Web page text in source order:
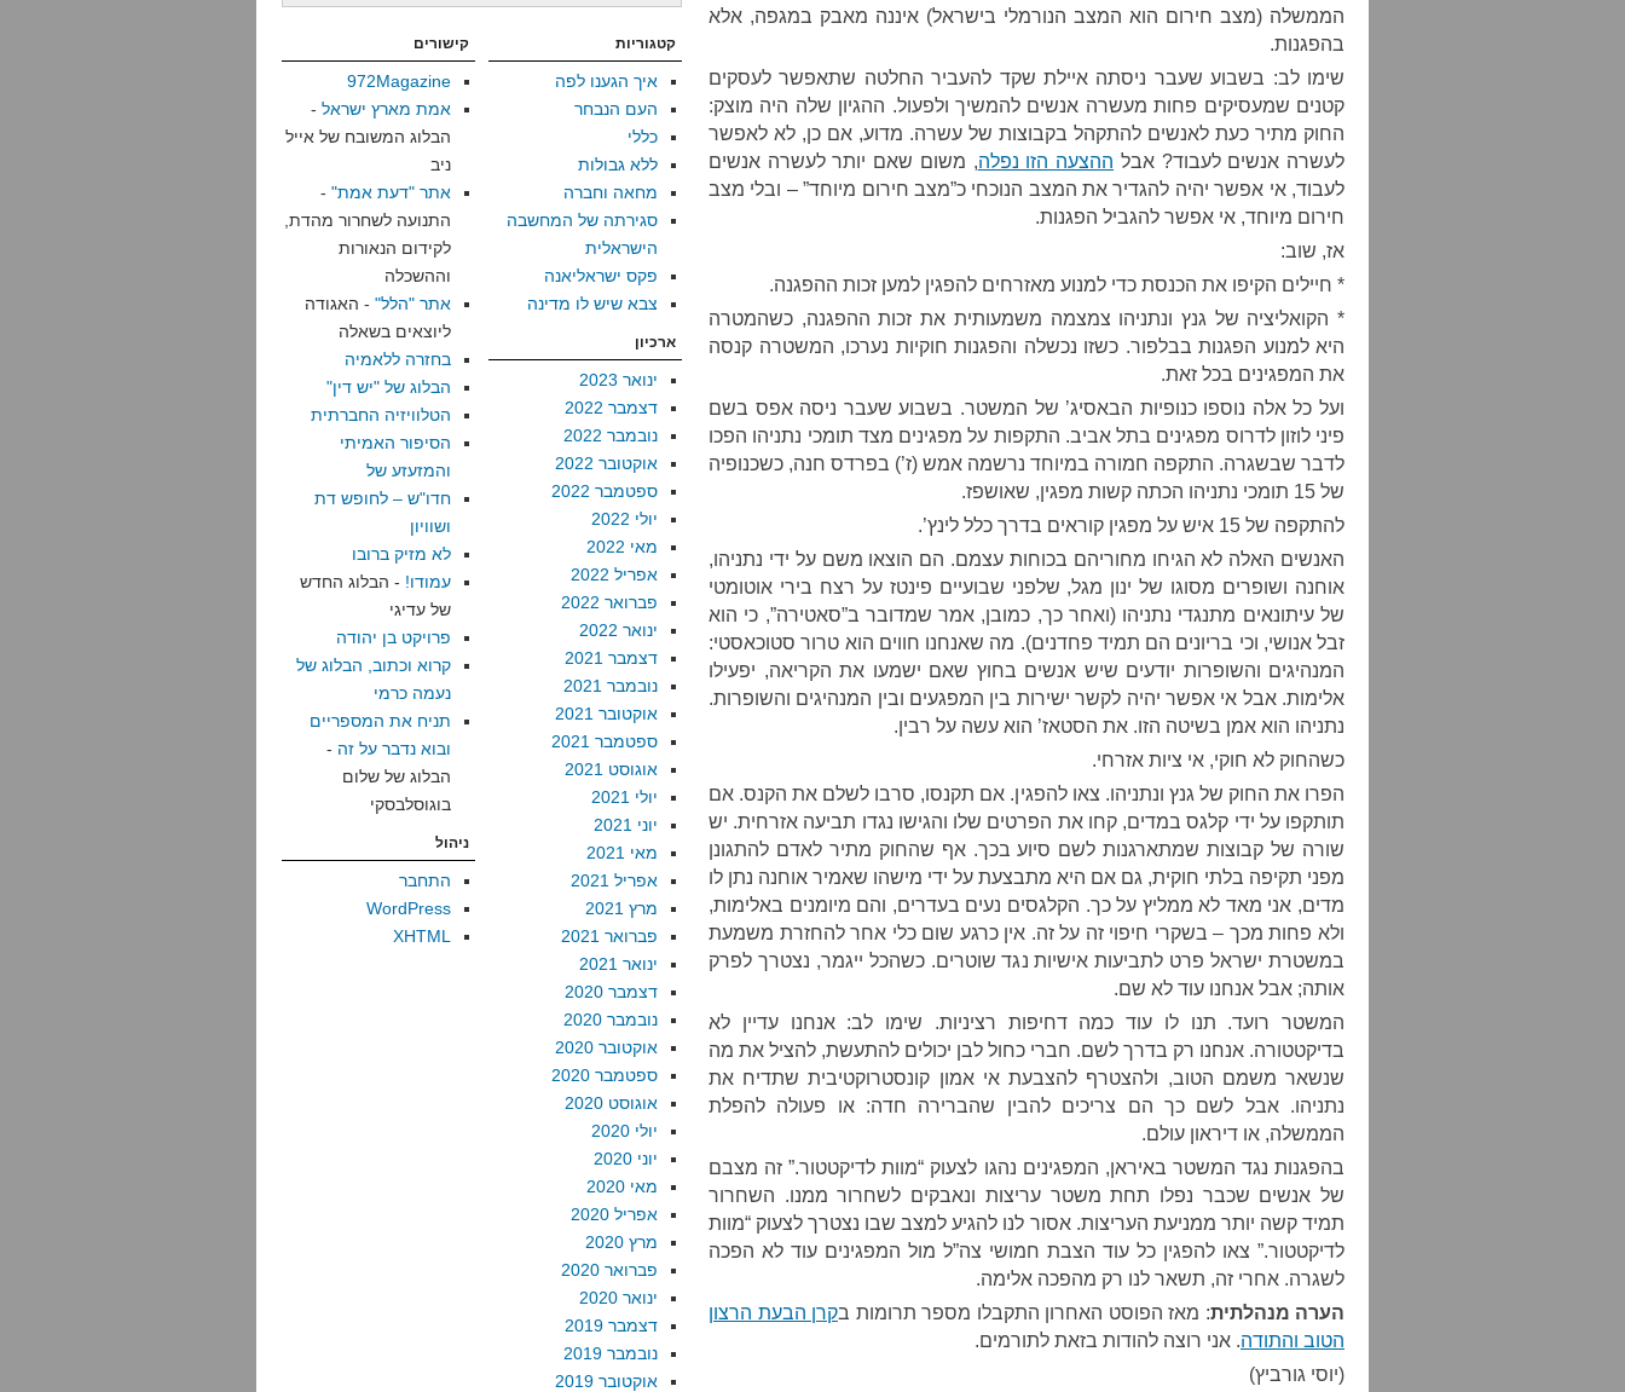
הממשלה (מצב חירום הוא המצב הנורמלי בישראל) איננה מאבק במגפה, אלא
בהפגנות.
שימו לב: בשבוע שעבר ניסתה איילת שקד להעביר החלטה שתאפשר לעסקים
קטנים שמעסיקים פחות מעשרה אנשים להמשיך ולפעול. ההגיון שלה היה מוצק:
החוק מתיר כעת לאנשים להתקהל בקבוצות של עשרה. מדוע, אם כן, לא לאפשר
לעשרה אנשים לעבוד? אבל ההצעה הזו נפלה, משום שאם יותר לעשרה אנשים
לעבוד, אי אפשר יהיה להגדיר את המצב הנוכחי כ”מצב חירום מיוחד” – ובלי מצב
חירום מיוחד, אי אפשר להגביל הפגנות.
אז, שוב:
* חיילים הקיפו את הכנסת כדי למנוע מאזרחים להפגין למען זכות ההפגנה.
* הקואליציה של גנץ ונתניהו צמצמה משמעותית את זכות ההפגנה, כשהמטרה
היא למנוע הפגנות בבלפור. כשזו נכשלה והפגנות חוקיות נערכו, המשטרה קנסה
את המפגינים בכל זאת.
ועל כל אלה נוספו כנופיות הבאסיג’ של המשטר. בשבוע שעבר ניסה אפס בשם
פיני לוזון לדרוס מפגינים בתל אביב. התקפות על מפגינים מצד תומכי נתניהו הפכו
לדבר שבשגרה. התקפה חמורה במיוחד נרשמה אמש (ז’) בפרדס חנה, כשכנופיה
של 15 תומכי נתניהו הכתה קשות מפגין, שאושפז.
להתקפה של 15 איש על מפגין קוראים בדרך כלל לינץ’.
האנשים האלה לא הגיחו מחוריהם בכוחות עצמם. הם הוצאו משם על ידי נתניהו,
אוחנה ושופרים מסוגו של ינון מגל, שלפני שבועיים פינטז על רצח בירי אוטומטי
של עיתונאים מתנגדי נתניהו (ואחר כך, כמובן, אמר שמדובר ב”סאטירה”, כי הוא
זבל אנושי, וכי בריונים הם תמיד פחדנים). מה שאנחנו חווים הוא טרור סטוכאסטי:
המנהיגים והשופרות יודעים שיש אנשים בחוץ שאם ישמעו את הקריאה, יפעילו
אלימות. אבל אי אפשר יהיה לקשר ישירות בין המפגעים ובין המנהיגים והשופרות.
נתניהו הוא אמן בשיטה הזו. את הסטאז’ הוא עשה על רבין.
כשהחוק לא חוקי, אי ציות אזרחי.
הפרו את החוק של גנץ ונתניהו. צאו להפגין. אם תקנסו, סרבו לשלם את הקנס. אם
תותקפו על ידי קלגס במדים, קחו את הפרטים שלו והגישו נגדו תביעה אזרחית. יש
שורה של קבוצות שמתארגנות לשם סיוע בכך. אף שהחוק מתיר לאדם להתגונן
מפני תקיפה בלתי חוקית, גם אם היא מתבצעת על ידי מישהו שאמיר אוחנה נתן לו
מדים, אני מאד לא ממליץ על כך. הקלגסים נעים בעדרים, והם מיומנים באלימות,
ולא פחות מכך – בשקרי חיפוי זה על זה. אין כרגע שום כלי אחר להחזרת משמעת
במשטרת ישראל פרט לתביעות אישיות נגד שוטרים. כשהכל ייגמר, נצטרך לפרק
אותה; אבל אנחנו עוד לא שם.
המשטר רועד. תנו לו עוד כמה דחיפות רציניות. שימו לב: אנחנו עדיין לא
בדיקטטורה. אנחנו רק בדרך לשם. חברי כחול לבן יכולים להתעשת, להציל את מה
שנשאר משמם הטוב, ולהצטרף להצבעת אי אמון קונסטרוקטיבית שתדיח את
נתניהו. אבל לשם כך הם צריכים להבין שהברירה חדה: או פעולה להפלת
הממשלה, או דיראון עולם.
בהפגנות נגד המשטר באיראן, המפגינים נהגו לצעוק “מוות לדיקטטור.” זה מצבם
של אנשים שכבר נפלו תחת משטר עריצות ונאבקים לשחרור ממנו. השחרור
תמיד קשה יותר ממניעת העריצות. אסור לנו להגיע למצב שבו נצטרך לצעוק “מוות
לדיקטטור.” צאו להפגין כל עוד הצבת חמושי צה”ל מול המפגינים עוד לא הפכה
לשגרה. אחרי זה, תשאר לנו רק מהפכה אלימה.
הערה מנהלתית: מאז הפוסט האחרון התקבלו מספר תרומות בקרן הבעת הרצון
הטוב והתודה. אני רוצה להודות בזאת לתורמים.
(יוסי גורביץ)
קטגוריות
איך הגענו לפה
העם הנבחר
כללי
ללא גבולות
מחאה וחברה
סגירתה של המחשבה
הישראלית
פקס ישראליאנה
צבא שיש לו מדינה
ארכיון
ינואר 2023
דצמבר 2022
נובמבר 2022
אוקטובר 2022
ספטמבר 2022
יולי 2022
מאי 2022
אפריל 2022
פברואר 2022
ינואר 2022
דצמבר 2021
נובמבר 2021
אוקטובר 2021
ספטמבר 2021
אוגוסט 2021
יולי 2021
יוני 2021
מאי 2021
אפריל 2021
מרץ 2021
פברואר 2021
ינואר 2021
דצמבר 2020
נובמבר 2020
אוקטובר 2020
ספטמבר 2020
אוגוסט 2020
יולי 2020
יוני 2020
מאי 2020
אפריל 2020
מרץ 2020
פברואר 2020
ינואר 2020
דצמבר 2019
נובמבר 2019
אוקטובר 2019
קישורים
972Magazine
אמת מארץ ישראל -
הבלוג המשובח של אייל
ניב
אתר "דעת אמת" -
התנועה לשחרור מהדת,
לקידום הנאורות
וההשכלה
אתר "הלל" - האגודה
ליוצאים בשאלה
בחזרה ללאמיה
הבלוג של "יש דין"
הטלוויזיה החברתית
הסיפור האמיתי
והמזעזע של
חדו"ש – לחופש דת
ושוויון
לא מזיק ברובו
עמודו! - הבלוג החדש
של עדיגי
פרויקט בן יהודה
קרוא וכתוב, הבלוג של
נעמה כרמי
תניח את המספריים
ובוא נדבר על זה -
הבלוג של שלום
בוגוסלבסקי
ניהול
התחבר
WordPress
XHTML